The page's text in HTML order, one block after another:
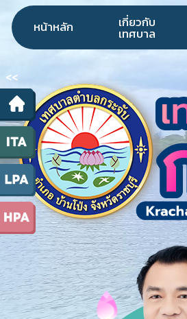
<<
หน้าหลัก เกี่ยวกับ
เทศบาล